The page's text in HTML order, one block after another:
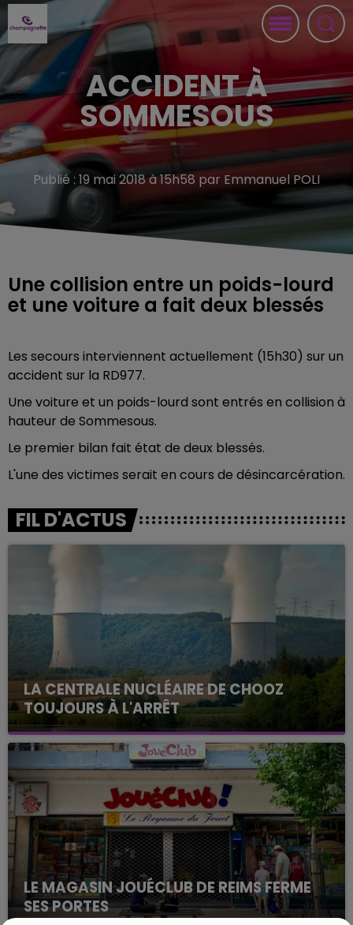
ACCIDENT À
SOMMESOUS
Publié : 19 mai 2018 à 15h58 par Emmanuel POLI
Une collision entre un poids-lourd
et une voiture a fait deux blessés
Les secours interviennent actuellement (15h30) sur un
accident sur la RD977.
Une voiture et un poids-lourd sont entrés en collision à
hauteur de Sommesous.
Le premier bilan fait état de deux blessés.
L'une des victimes serait en cours de désincarcération.
FIL D'ACTUS
LA CENTRALE NUCLÉAIRE DE CHOOZ
TOUJOURS À L'ARRÊT
Cela fait déjà une semaine que la centrale
nucléaire ardennaise est à l'arrêt. Une situation
justifiée par la sécheresse intense qui est toujours
présente.
LE MAGASIN JOUÉCLUB DE REIMS FERME
SES PORTES